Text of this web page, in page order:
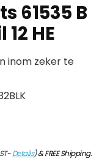
61535 B
HE
inom zeker te
Details)&FREE Shipping.